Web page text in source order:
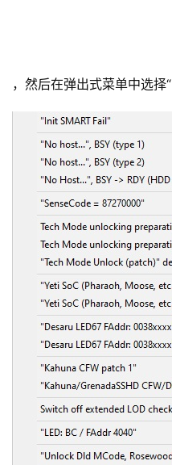
，然后在弹出式菜单中选择“